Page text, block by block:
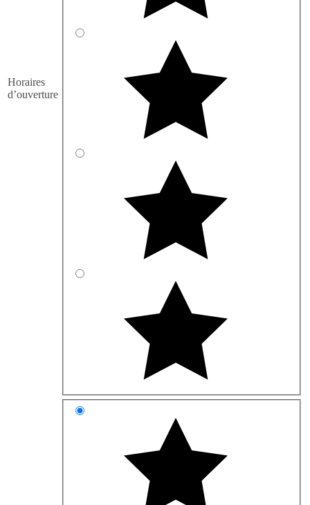
Horaires
d’ouverture